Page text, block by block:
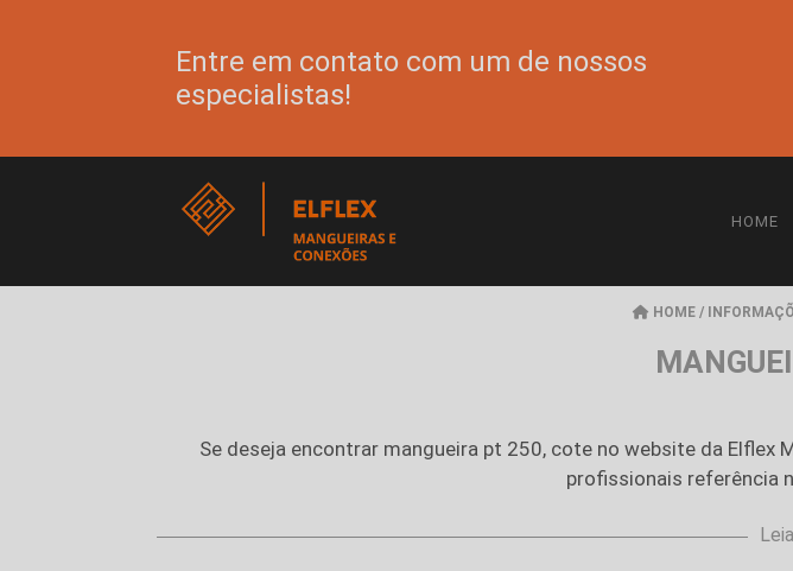
Entre em contato com um de nossos
especialistas!
HOME
HOME /
Se deseja encontrar mangueira pt 250, cote no website da Elflex
profissionais referência